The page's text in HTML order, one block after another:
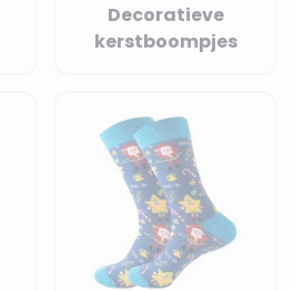
Decoratieve
kerstboompjes